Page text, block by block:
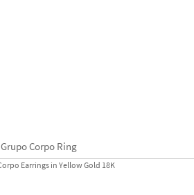
Grupo Corpo Ring